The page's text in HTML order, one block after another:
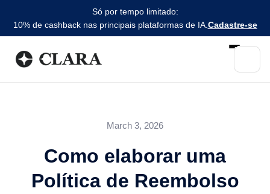
Só por tempo limitado:
10% de cashback nas principais plataformas de IA. Cadastre-se
March 3, 2026
Como elaborar uma
Política de Reembolso